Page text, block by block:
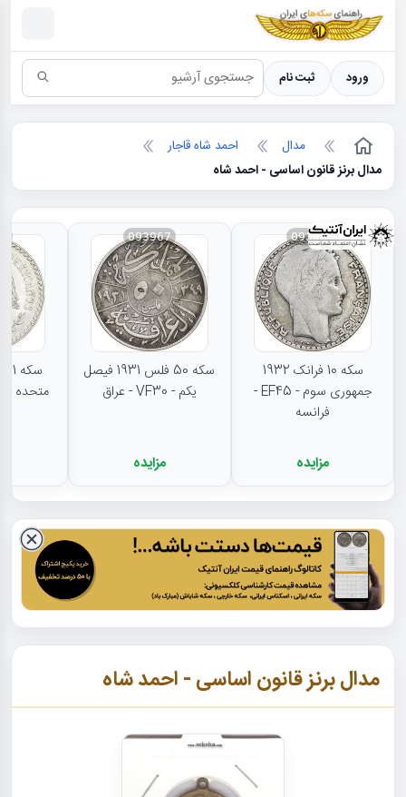
سکه ها ؛ راهنمای سکه شناسی
ورود ثبت نام
مدال
احمد شاه قاجار
مدال برنز قانون اساسی - احمد شاه
093968
سکه 10 فرانک 1932
جمهوری سوم - EF45 -
فرانسه
مزایده
093967
سکه 50 فلس 1931 فیصل
یکم - VF30 - عراق
مزایده
متحده - MS62 - مکزیک
مدال برنز قانون اساسی - احمد شاه